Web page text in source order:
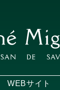
WEBサイト